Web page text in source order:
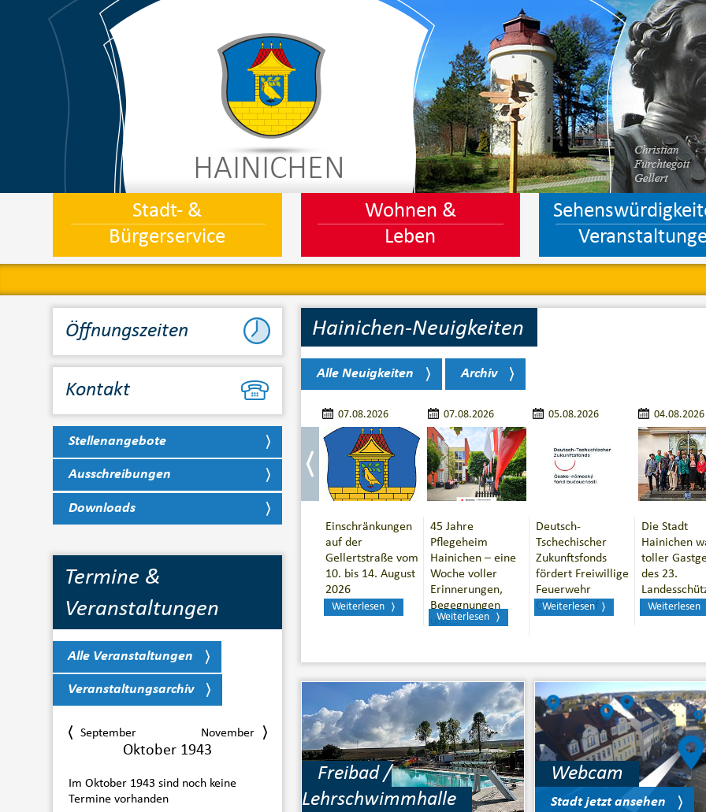
HAINICHEN
Stadt- &
Bürgerservice
Wohnen &
Leben
Hainichen-Neuigkeiten
Alle Neuigkeiten Archiv
07.08.2026
Einschränkungen
auf der
Gellertstraße vom
10. bis 14. August
2026
Weiterlesen
07.08.2026
45 Jahre
Pflegeheim
Hainichen – eine
Woche voller
Erinnerungen,
Begegnungen
und...
Weiterlesen
05.08.2026
Deutsch-
Tschechischer
Zukunftsfonds
fördert Freiwillige
Feuerwehr
Cunnersdorf
Weiterlesen
04.08.2026
Die Stadt
Hainichen
toller
des 23.
Weiterlesen
Öffnungszeiten
Kontakt
Stellenangebote
Ausschreibungen
Downloads
Termine &
Veranstaltungen
Alle Veranstaltungen
Veranstaltungsarchiv
September November
Oktober 1943
Im Oktober 1943 sind noch keine
Termine vorhanden
Freibad /
Lehrschwimmhalle
Webcam
Stadt jetzt ansehen